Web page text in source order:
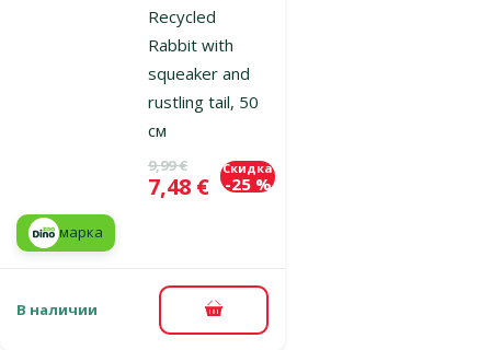
Recycled
Rabbit with
squeaker and
rustling tail, 50
см
Исходная цена
9,99 €
Цена
7,48 €
Скидка
-25 %
марка
В наличии В корзину